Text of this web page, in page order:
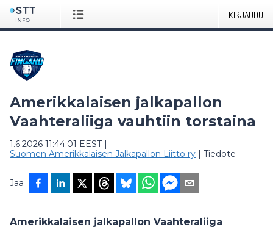
KIRJAUDU
Amerikkalaisen jalkapallon
Vaahteraliiga vauhtiin torstaina
1.6.2026 11:44:01 EEST|
Suomen Amerikkalaisen Jalkapallon Liitto ry | Tiedote
Jaa
Amerikkalaisen jalkapallon Vaahteraliiga